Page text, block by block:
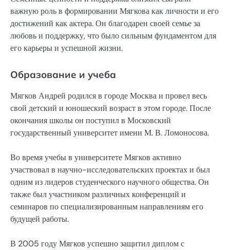
важную роль в формировании Мягкова как личности и его
достижений как актера. Он благодарен своей семье за
любовь и поддержку, что было сильным фундаментом для
его карьеры и успешной жизни.
Образование и учеба
Мягков Андрей родился в городе Москва и провел весь
свой детский и юношеский возраст в этом городе. После
окончания школы он поступил в Московский
государственный университет имени М. В. Ломоносова.
Во время учебы в университете Мягков активно
участвовал в научно-исследовательских проектах и был
одним из лидеров студенческого научного общества. Он
также был участником различных конференций и
семинаров по специализированным направлениям его
будущей работы.
В 2005 году Мягков успешно защитил диплом с